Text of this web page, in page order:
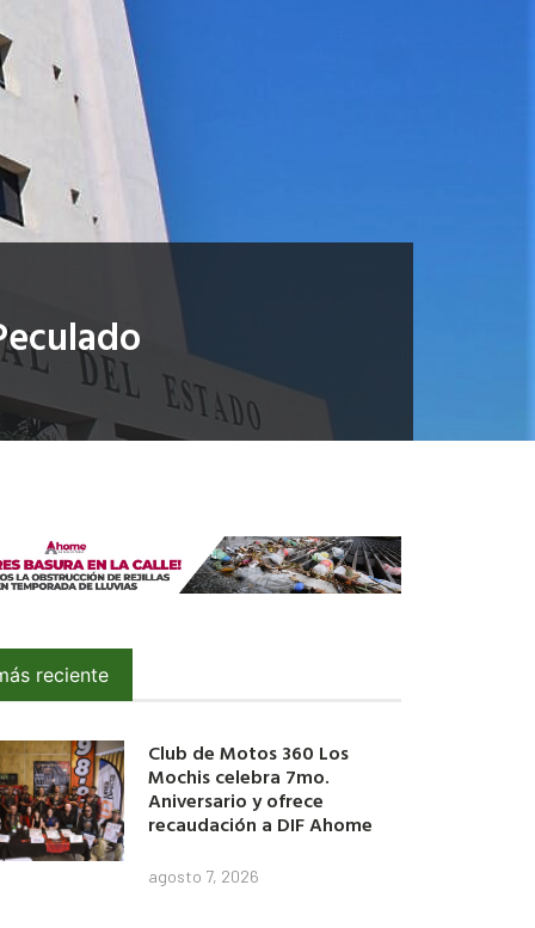
reciente
Club de Motos 360 Los
Mochis celebra 7mo.
Aniversario y ofrece
recaudación a DIF Ahome
agosto 7, 2026